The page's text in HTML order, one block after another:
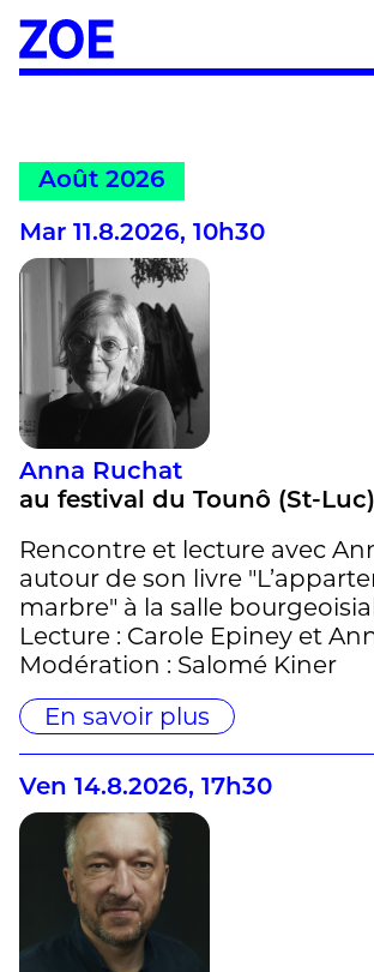
Accueil
À paraître
Auteur·ices
Agenda
Les éditions Zoé
Diffusion
Médiation culturelle
Manuscrits
Foreign rights
Contact
Mentions légales
Août 2026
Mar 11.8.2026, 10h30
Anna Ruchat
au festival du Tounô (St-Luc)
Rencontre et lecture avec
autour de son livre
marbre" à la salle
Lecture : Carole Epiney et
Modération : Salomé Kiner
En savoir plus
Ven 14.8.2026, 17h30